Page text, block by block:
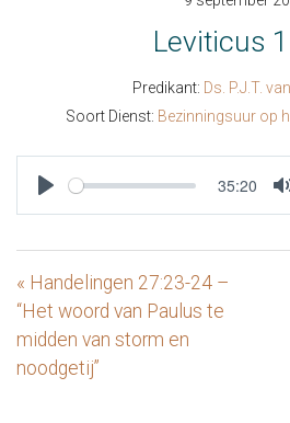
Leviticus
Predikant: Ds. P.J.T.
Soort Dienst: Bezinningsuur op
Play
35:20
« Handelingen 27:23-24 –
“Het woord van Paulus te
midden van storm en
noodgetij”